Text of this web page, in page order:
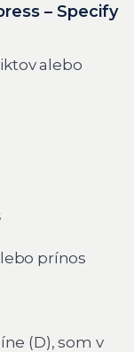
– Specify
alebo
prínos
(D), som v